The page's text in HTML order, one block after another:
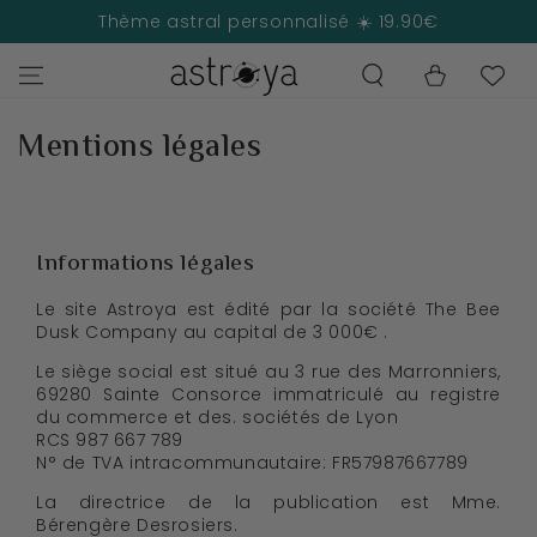
IGNORER LE
CONTENUThème astral personnalisé ☀️ 19.90€
Panier
Mentions légales
Informations légales
Le site Astroya est édité par la société The Bee
Dusk Company au capital de 3 000€ .
Le siège social est situé au 3 rue des Marronniers,
69280 Sainte Consorce immatriculé au registre
du commerce et des. sociétés de Lyon
RCS 987 667 789
N° de TVA intracommunautaire: FR57987667789
La directrice de la publication est Mme.
Bérengère Desrosiers.